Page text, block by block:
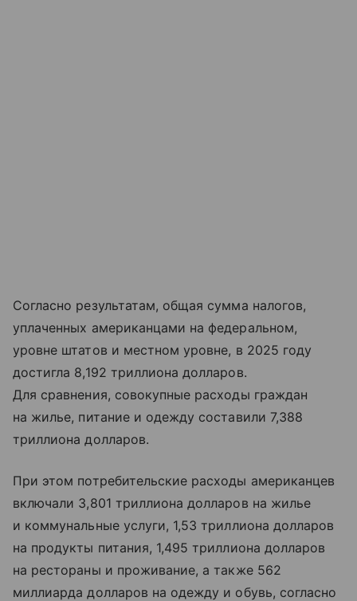
Согласно результатам, общая сумма налогов,
уплаченных американцами на федеральном,
уровне штатов и местном уровне, в 2025 году
достигла 8,192 триллиона долларов.
Для сравнения, совокупные расходы граждан
на жилье, питание и одежду составили 7,388
триллиона долларов.
При этом потребительские расходы американцев
включали 3,801 триллиона долларов на жилье
и коммунальные услуги, 1,53 триллиона долларов
на продукты питания, 1,495 триллиона долларов
на рестораны и проживание, а также 562
миллиарда долларов на одежду и обувь, согласно